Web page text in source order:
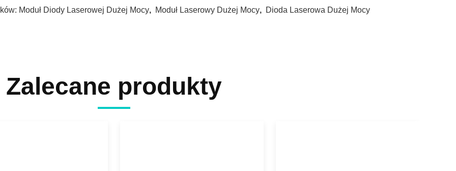
Moduł Diody Laserowej Dużej Mocy, Moduł Laserowy Dużej Mocy, Dioda Laserowa Dużej Mocy
Zalecane produkty